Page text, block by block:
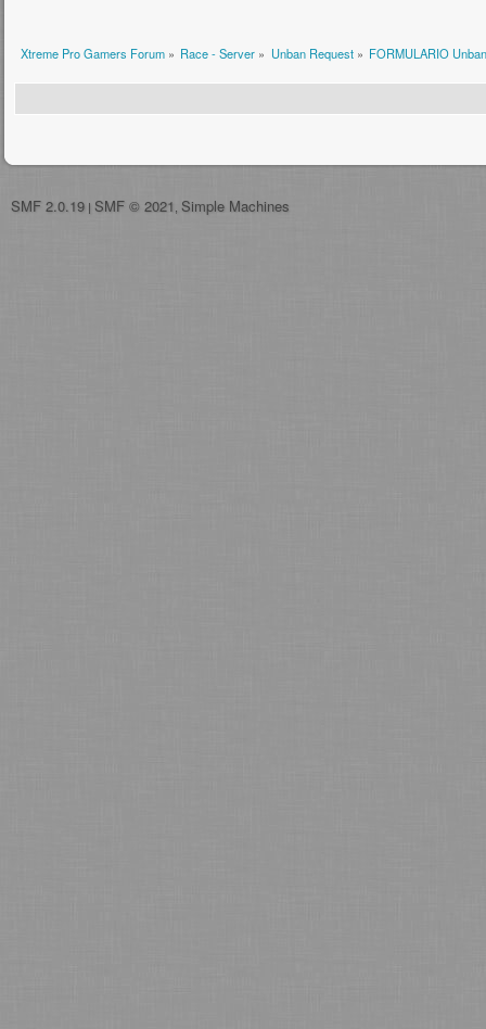
Xtreme Pro Gamers Forum» Race - Server » Unban Request» FORMULARIO
SMF 2.0.19 | SMF © 2021 Simple Machines